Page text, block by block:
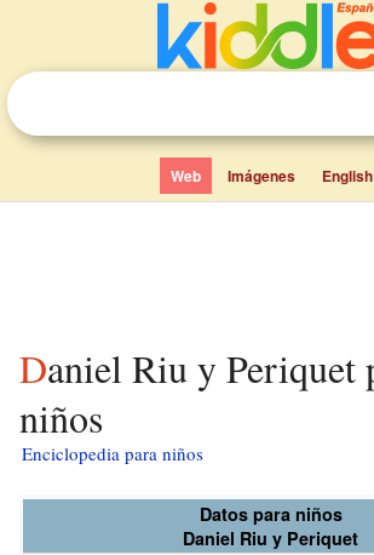
Web Imágenes English
Daniel Riu y Periquet para
niños
Enciclopedia para niños
Datos para niños
Daniel Riu y Periquet